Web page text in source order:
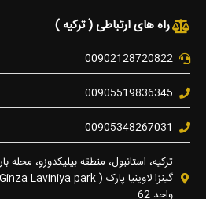
راه های ارتباطی ( ترکیه )
00902128720822
00905519836345
00905348267031
ترکیه، استانبول، منطقه بیلیکدوزو، محله
واحد 62